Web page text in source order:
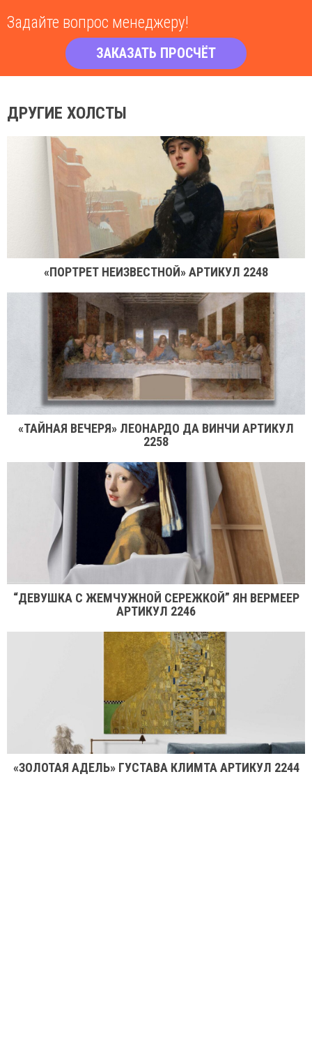
Задайте вопрос менеджеру!
ЗАКАЗАТЬ ПРОСЧЁТ
ДРУГИЕ ХОЛСТЫ
«ПОРТРЕТ НЕИЗВЕСТНОЙ» АРТИКУЛ 2248
«ТАЙНАЯ ВЕЧЕРЯ» ЛЕОНАРДО ДА ВИНЧИ АРТИКУЛ
2258
“ДЕВУШКА С ЖЕМЧУЖНОЙ СЕРЕЖКОЙ” ЯН ВЕРМЕЕР
АРТИКУЛ 2246
«ЗОЛОТАЯ АДЕЛЬ» ГУСТАВА КЛИМТА АРТИКУЛ 2244